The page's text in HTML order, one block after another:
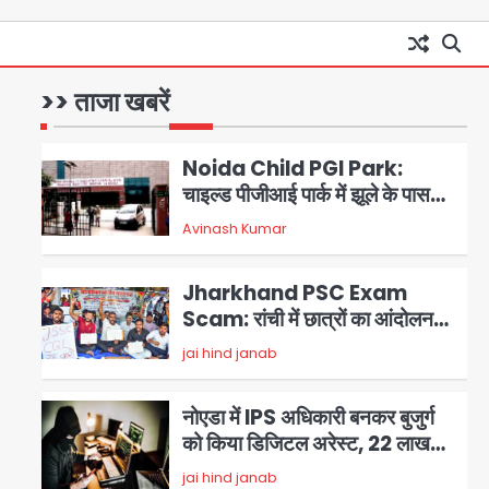
>> ताजा खबरें
1
Noida News: गांजा तस्कर महिला
से सांठगांठ के आरोप में सिपाही
पुलिसकर्मियों में डर
2
Noida Child PGI Park:
चाइल्ड पीजीआई पार्क में झूले के पास
लोहे की ग्रिल में उतरा करंट, 7 साल के
बच्चे की हालत गंभीर, बिजली विभाग पर
Avinash Kumar
3
Jharkhand PSC Exam
Scam: रांची में छात्रों का आंदोलन
तेज, सरकार से बातचीत को तैयार, रखीं
दो बड़ी शर्तें
jai hind janab
नोएडा में IPS अधिकारी बनकर बुजुर्ग
को किया डिजिटल अरेस्ट, 22 लाख
रुपये की ठगी
jai hind janab